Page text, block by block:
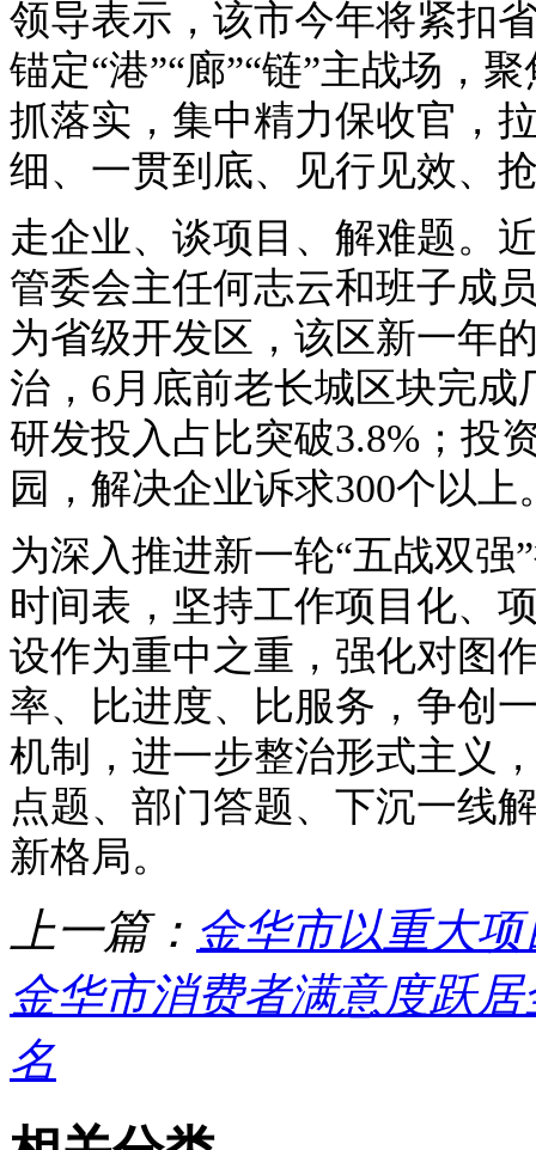
领导表示，该市今年将紧扣
锚定“港”“廊”“链”主战场，
抓落实，集中精力保收官，
细、一贯到底、见行见效、
走企业、谈项目、解难题。
管委会主任何志云和班子成
为省级开发区，该区新一年
治，6月底前老长城区块完
研发投入占比突破3.8%；投
园，解决企业诉求300个以上
为深入推进新一轮“五战双强
时间表，坚持工作项目化、
设作为重中之重，强化对图
率、比进度、比服务，争创
机制，进一步整治形式主义
点题、部门答题、下沉一线
新格局。
上一篇： 金华市以重大
金华市消费者满意度跃
名